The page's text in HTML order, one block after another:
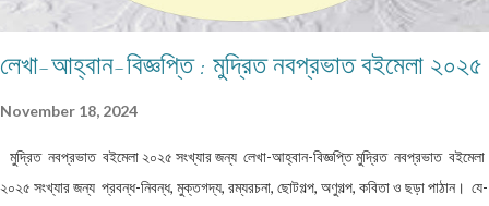
লেখা-আহ্বান-বিজ্ঞপ্তি : মুদ্রিত নবপ্রভাত বইমেলা ২০২৫
November 18, 2024
মুদ্রিত নবপ্রভাত বইমেলা ২০২৫ সংখ্যার জন্য লেখা-আহ্বান-বিজ্ঞপ্তি মুদ্রিত নবপ্রভাত বইমেলা
২০২৫ সংখ্যার জন্য প্রবন্ধ-নিবন্ধ, মুক্তগদ্য, রম্যরচনা, ছোটগল্প, অণুগল্প, কবিতা ও ছড়া পাঠান। যে-